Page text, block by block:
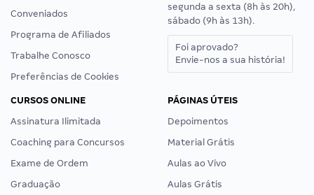
Conveniados
Programa de Afiliados
Trabalhe Conosco
Preferências de Cookies
segunda a sexta (8h às 20h),
sábado (9h às 13h).
Foi aprovado?
Envie-nos a sua história!
CURSOS ONLINE
Assinatura Ilimitada
Coaching para Concursos
Exame de Ordem
Graduação
PÁGINAS ÚTEIS
Depoimentos
Material Grátis
Aulas ao Vivo
Aulas Grátis